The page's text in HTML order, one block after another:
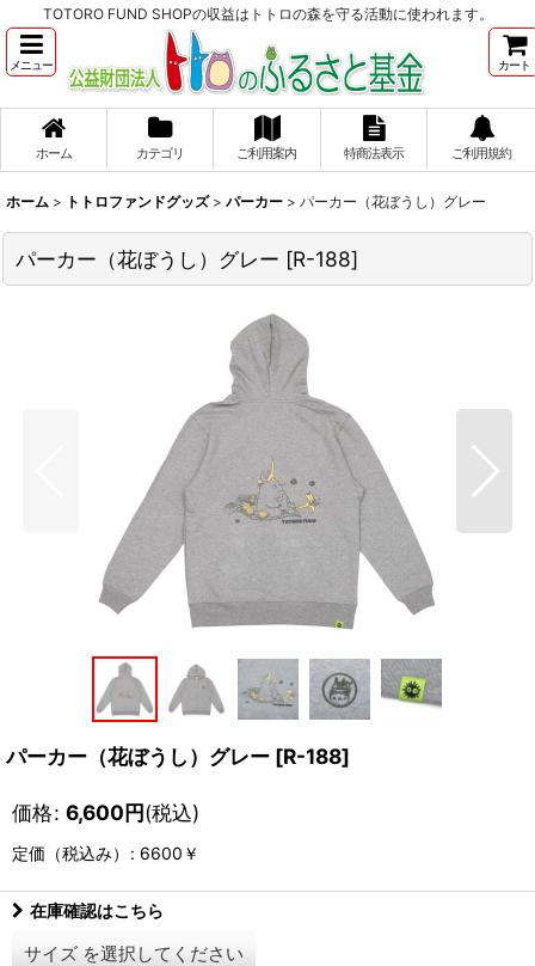
TOTORO FUND SHOPの収益はトトロの森を守る活動に使われます。
メニュー カート
ホーム カテゴリ ご利用案内 特商法表示 ご利用規約
ホーム > トトロファンドグッズ > パーカー > パーカー（花ぼうし）グレー
パーカー（花ぼうし）グレー [R-188]
パーカー（花ぼうし）グレー [R-188]
価格: 6,600円(税込)
定価（税込み） : 6600￥
在庫確認はこちら
サイズ を選択してください